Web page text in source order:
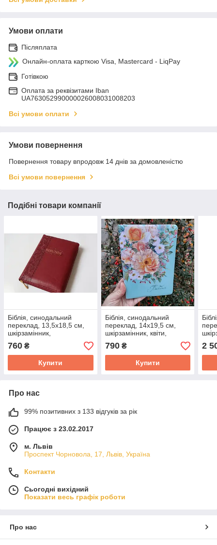
Умови оплати
Післяплата
Онлайн-оплата карткою Visa, Mastercard - LiqPay
Готівкою
Оплата за реквізитами Iban
UA763052990000026008031008203
Всі умови оплати
Умови повернення
Повернення товару впродовж 14 днів за домовленістю
Всі умови повернення
Подібні товари компанії
Біблія, синодальний
переклад, 13,5х18,5 см,
шкірзамінник,
орнаментом, замок,
індекси, золото.
760 ₴
Купити
Біблія, синодальний
переклад, 14х19,5 см,
шкірзамінник, квіти,
індекси.
790₴
Купити
2
Про нас
99% позитивних з 133 відгуків за рік
Працює з 23.02.2017
м. Львів
Проспект Чорновола, 17, Львів, Україна
Контакти
Сьогодні вихідний
Показати весь графік роботи
Про нас